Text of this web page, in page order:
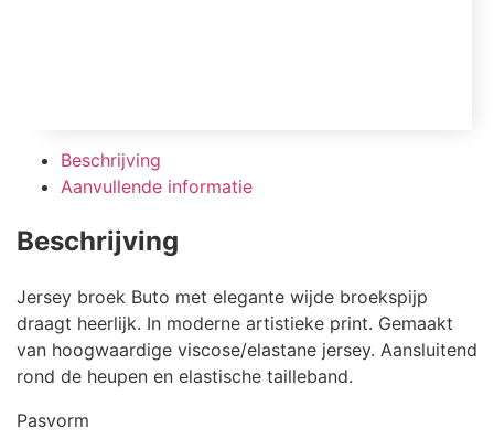
Beschrijving
Aanvullende informatie
Beschrijving
Jersey broek Buto met elegante wijde broekspijp
draagt heerlijk. In moderne artistieke print. Gemaakt
van hoogwaardige viscose/elastane jersey. Aansluitend
rond de heupen en elastische tailleband.
Pasvorm